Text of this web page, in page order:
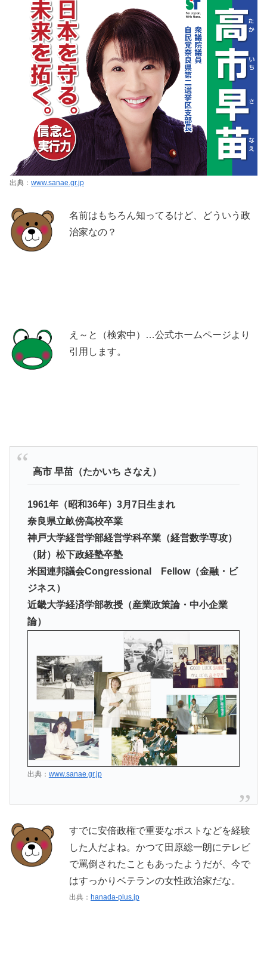
出典： www.sanae.gr.jp
名前はもちろん知ってるけど、どういう政
治家なの？
え～と（検索中）…公式ホームページより
引用します。
高市 早苗（たかいち さなえ）
1961年（昭和36年）3月7日生まれ
奈良県立畝傍高校卒業
神戸大学経営学部経営学科卒業（経営数学専攻）
（財）松下政経塾卒塾
米国連邦議会Congressional Fellow（金融・ビ
ジネス）
近畿大学経済学部教授（産業政策論・中小企業
論）
出典： www.sanae.gr.jp
すでに安倍政権で重要なポストなどを経験
した人だよね。かつて田原総一朗にテレビ
で罵倒されたこともあったようだが、今で
はすっかりベテランの女性政治家だな。
出典： hanada-plus.jp